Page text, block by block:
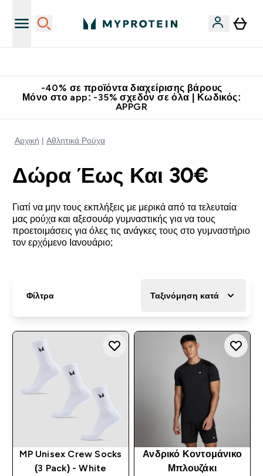
-40% σε προϊόντα διαχείρισης βάρους
Μόνο στο app: -35% σχεδόν σε όλα | Κωδικός:
APPGR
Αρχική Αθλητικά Ρούχα
Δώρα Έως Και 30€
Γιατί να μην τους εκπλήξεις με μερικά από τα τελευταία
μας ρούχα και αξεσουάρ γυμναστικής για να τους
προετοιμάσεις για όλες τις ανάγκες τους στο γυμναστήριο
τον ερχόμενο Ιανουάριο;
Φίλτρα Ταξινόμηση κατά
MP Unisex Crew Socks
(3 Pack) - White
Ανδρικό Κοντομάνικο
Μπλουζάκι